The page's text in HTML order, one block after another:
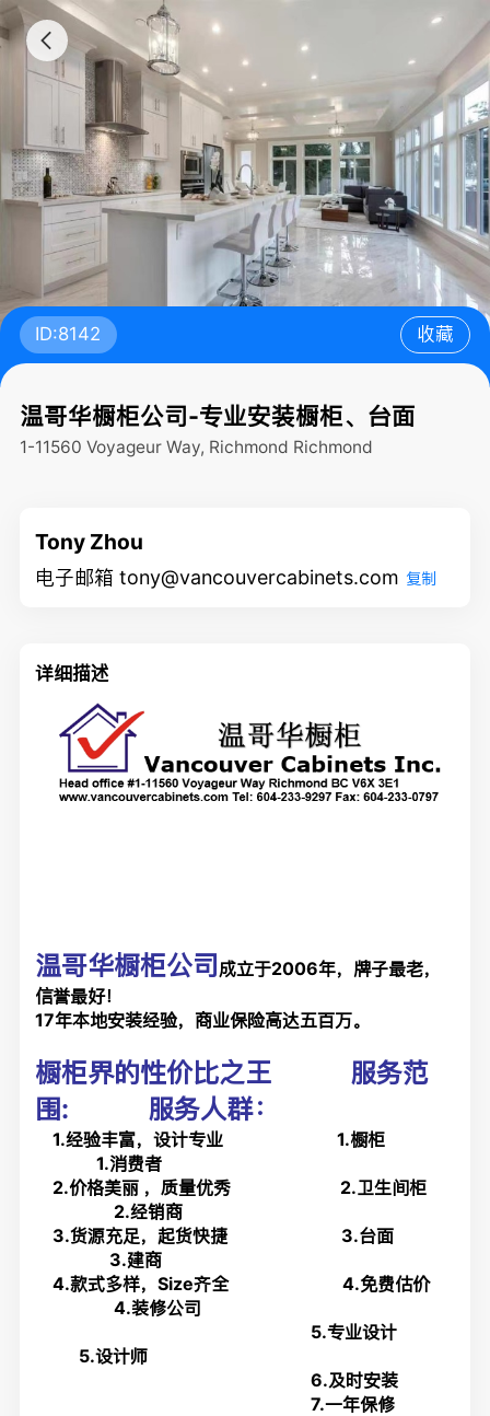
ID:8142 收藏
温哥华橱柜公司-专业安装橱柜、台面
1-11560 Voyageur Way, Richmond Richmond
Tony Zhou
电子邮箱 tony@vancouvercabinets.com 复制
详细描述
温哥华橱柜公司 成立于2006年，牌子最老，
信誉最好！
17年本地安装经验，商业保险高达五百万。
橱柜界的性价比之王 服务范
围: 服务人群：
1.经验丰富，设计专业 1.橱柜
1.消费者
2.价格美丽 ，质量优秀 2.卫生间柜
2.经销商
3.货源充足，起货快捷 3.台面
3.建商
4.款式多样，Size齐全 4.免费估价
4.装修公司
5.专业设计
5.设计师
6.及时安装
7.一年保修